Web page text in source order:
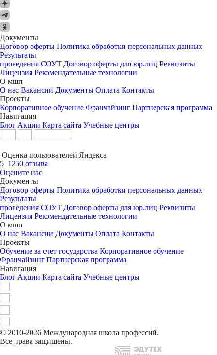
Документы
Договор оферты Политика обработки персональных данных
Результаты
проведения СОУТ Договор оферты для юр.лиц Реквизиты
Лицензия Рекомендательные технологии
О мшп
О нас Вакансии Документы Оплата Контакты
Проекты
Корпоративное обучение Франчайзинг Партнерская программа
Навигация
Блог Акции Карта сайта Учебные центры
Оценка пользователей Яндекса
5 1250 отзыва
Оцените нас
Документы
Договор оферты Политика обработки персональных данных
Результаты
проведения СОУТ Договор оферты для юр.лиц Реквизиты
Лицензия Рекомендательные технологии
О мшп
О нас Вакансии Документы Оплата Контакты
Проекты
Обучение за счет государства Корпоративное обучение
Франчайзинг Партнерская программа
Навигация
Блог Акции Карта сайта Учебные центры
© 2010-2026 Международная школа профессий.
Все права защищены.